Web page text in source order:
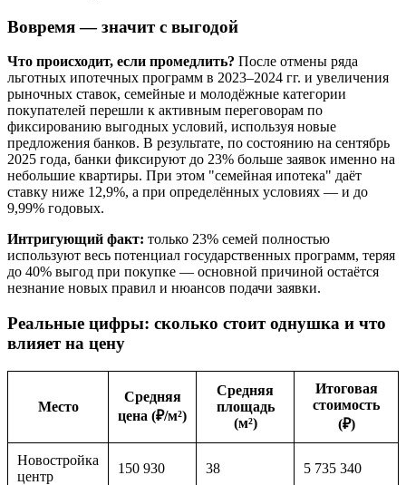
Вовремя — значит с выгодой
Что происходит, если промедлить? После отмены ряда
льготных ипотечных программ в 2023–2024 гг. и увеличения
рыночных ставок, семейные и молодёжные категории
покупателей перешли к активным переговорам по
фиксированию выгодных условий, используя новые
предложения банков. В результате, по состоянию на сентябрь
2025 года, банки фиксируют до 23% больше заявок именно на
небольшие квартиры. При этом "семейная ипотека" даёт
ставку ниже 12,9%, а при определённых условиях — и до
9,99% годовых.
Интригующий факт: только 23% семей полностью
используют весь потенциал государственных программ, теряя
до 40% выгод при покупке — основной причиной остаётся
незнание новых правил и нюансов подачи заявки.
Реальные цифры: сколько стоит однушка и что
влияет на цену
Место
Средняя
цена (₽/м²)
Средняя
площадь
(м²)
Итоговая
стоимость
(₽)
Новостройка
центр
150 930 38 5 735 340